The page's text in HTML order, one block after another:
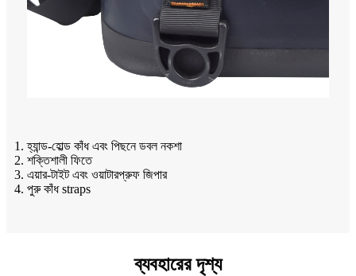
1. হ্যান্ড-হোল্ড কাঁধ এবং পিছনে ডবল নকশা
2. শক্তিশালী ফিতে
3. এয়ার-টাইট এবং ওয়াটারপ্রুফ জিপার
4. পুরু কাঁধ straps
ব্যবহারের দৃশ্য